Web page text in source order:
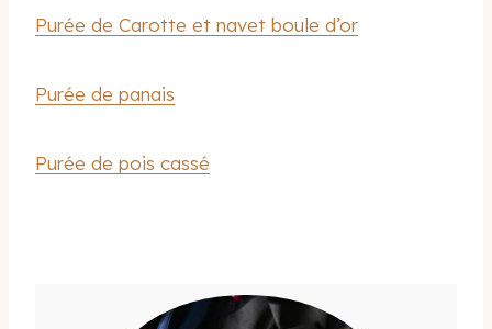
Purée de Carotte et navet boule d’or
Purée de panais
Purée de pois cassé